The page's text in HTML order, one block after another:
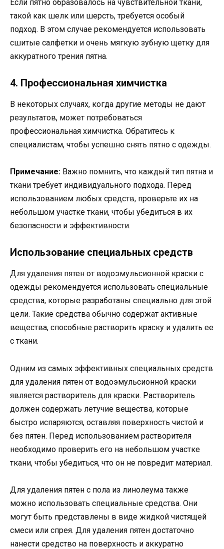
Если пятно образовалось на чувствительной ткани,
такой как шелк или шерсть, требуется особый
подход. В этом случае рекомендуется использовать
сшитые салфетки и очень мягкую зубную щетку для
аккуратного трения пятна.
4. Профессиональная химчистка
В некоторых случаях, когда другие методы не дают
результатов, может потребоваться
профессиональная химчистка. Обратитесь к
специалистам, чтобы успешно снять пятно с одежды.
Примечание: Важно помнить, что каждый тип пятна и
ткани требует индивидуального подхода. Перед
использованием любых средств, проверьте их на
небольшом участке ткани, чтобы убедиться в их
безопасности и эффективности.
Использование специальных средств
Для удаления пятен от водоэмульсионной краски с
одежды рекомендуется использовать специальные
средства, которые разработаны специально для этой
цели. Такие средства обычно содержат активные
вещества, способные растворить краску и удалить ее
с ткани.
Одним из самых эффективных специальных средств
для удаления пятен от водоэмульсионной краски
является растворитель для краски. Растворитель
должен содержать летучие вещества, которые
быстро испаряются, оставляя поверхность чистой и
без пятен. Перед использованием растворителя
необходимо проверить его на небольшом участке
ткани, чтобы убедиться, что он не повредит материал.
Для удаления пятен с пола из линолеума также
можно использовать специальные средства. Они
могут быть представлены в виде жидкой чистящей
смеси или спрея. Для удаления пятен достаточно
нанести средство на поверхность и аккуратно